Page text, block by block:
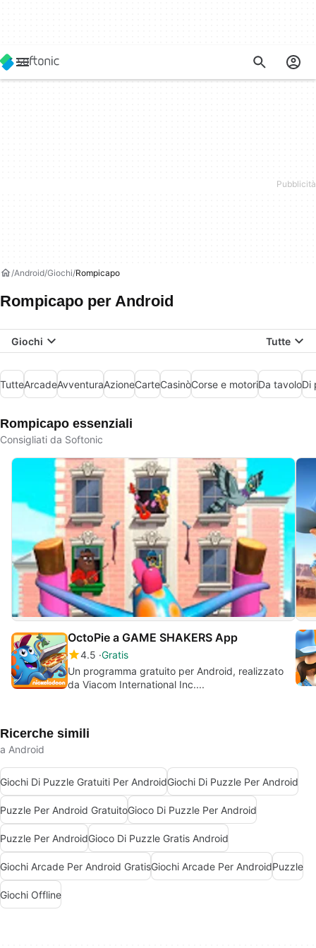
Android Giochi Rompicapo
Rompicapo per Android
Giochi Tutte
TutteArcadeAvventuraAzioneCarteCasinòCorse e motoriDa tavoloDi
Rompicapo essenziali
Consigliati da Softonic
OctoPie a GAME SHAKERS App
4.5 Gratis
Un programma gratuito per Android, realizzato
da Viacom International Inc....
Ricerche simili
a Android
Giochi Di Puzzle Gratuiti Per AndroidGiochi Di Puzzle Per Android
Puzzle Per Android GratuitoGioco Di Puzzle Per Android
Puzzle Per AndroidGioco Di Puzzle Gratis Android
Giochi Arcade Per Android GratisGiochi Arcade Per AndroidPuzzle
Giochi Offline